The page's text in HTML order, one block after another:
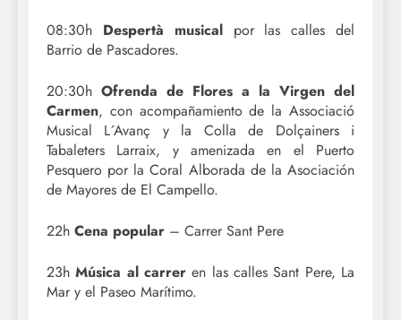
08:30h Despertà musicalpor las calles del
Barrio de Pascadores.
20:30h Ofrenda de Flores a la Virgen del
Carmen, con acompañamiento de la Associació
Musical L´Avanç y la Colla de Dolçainers i
Tabaleters Larraix, y amenizada en el Puerto
Pesquero por la Coral Alborada de la Asociación
de Mayores de El Campello.
22h Cena popular – Carrer Sant Pere
23hMúsica al carrer en las calles Sant Pere, La
Mar y el Paseo Marítimo.